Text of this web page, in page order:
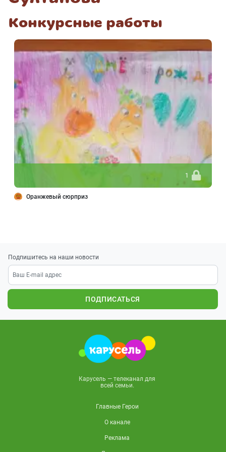
Конкурсные работы
1
Оранжевый сюрприз
Подпишитесь на наши новости
ПОДПИСАТЬСЯ
Карусель — телеканал для
всей семьи.
Главные Герои
О канале
Реклама